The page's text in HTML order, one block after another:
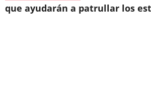
que ayudarán a patrullar los